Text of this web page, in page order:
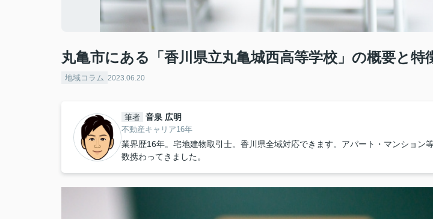
丸亀市にある「香川県立丸亀城西高等学校」の概要と特
地域コラム 2023.06.20
筆者 音泉 広明
不動産キャリア16年
業界歴16年。宅地建物取引士。香川県全域対応できます。アパート・マンション
数携わってきました。